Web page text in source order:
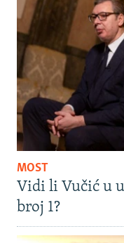
MOST
Vidi li Vučić u
broj 1?